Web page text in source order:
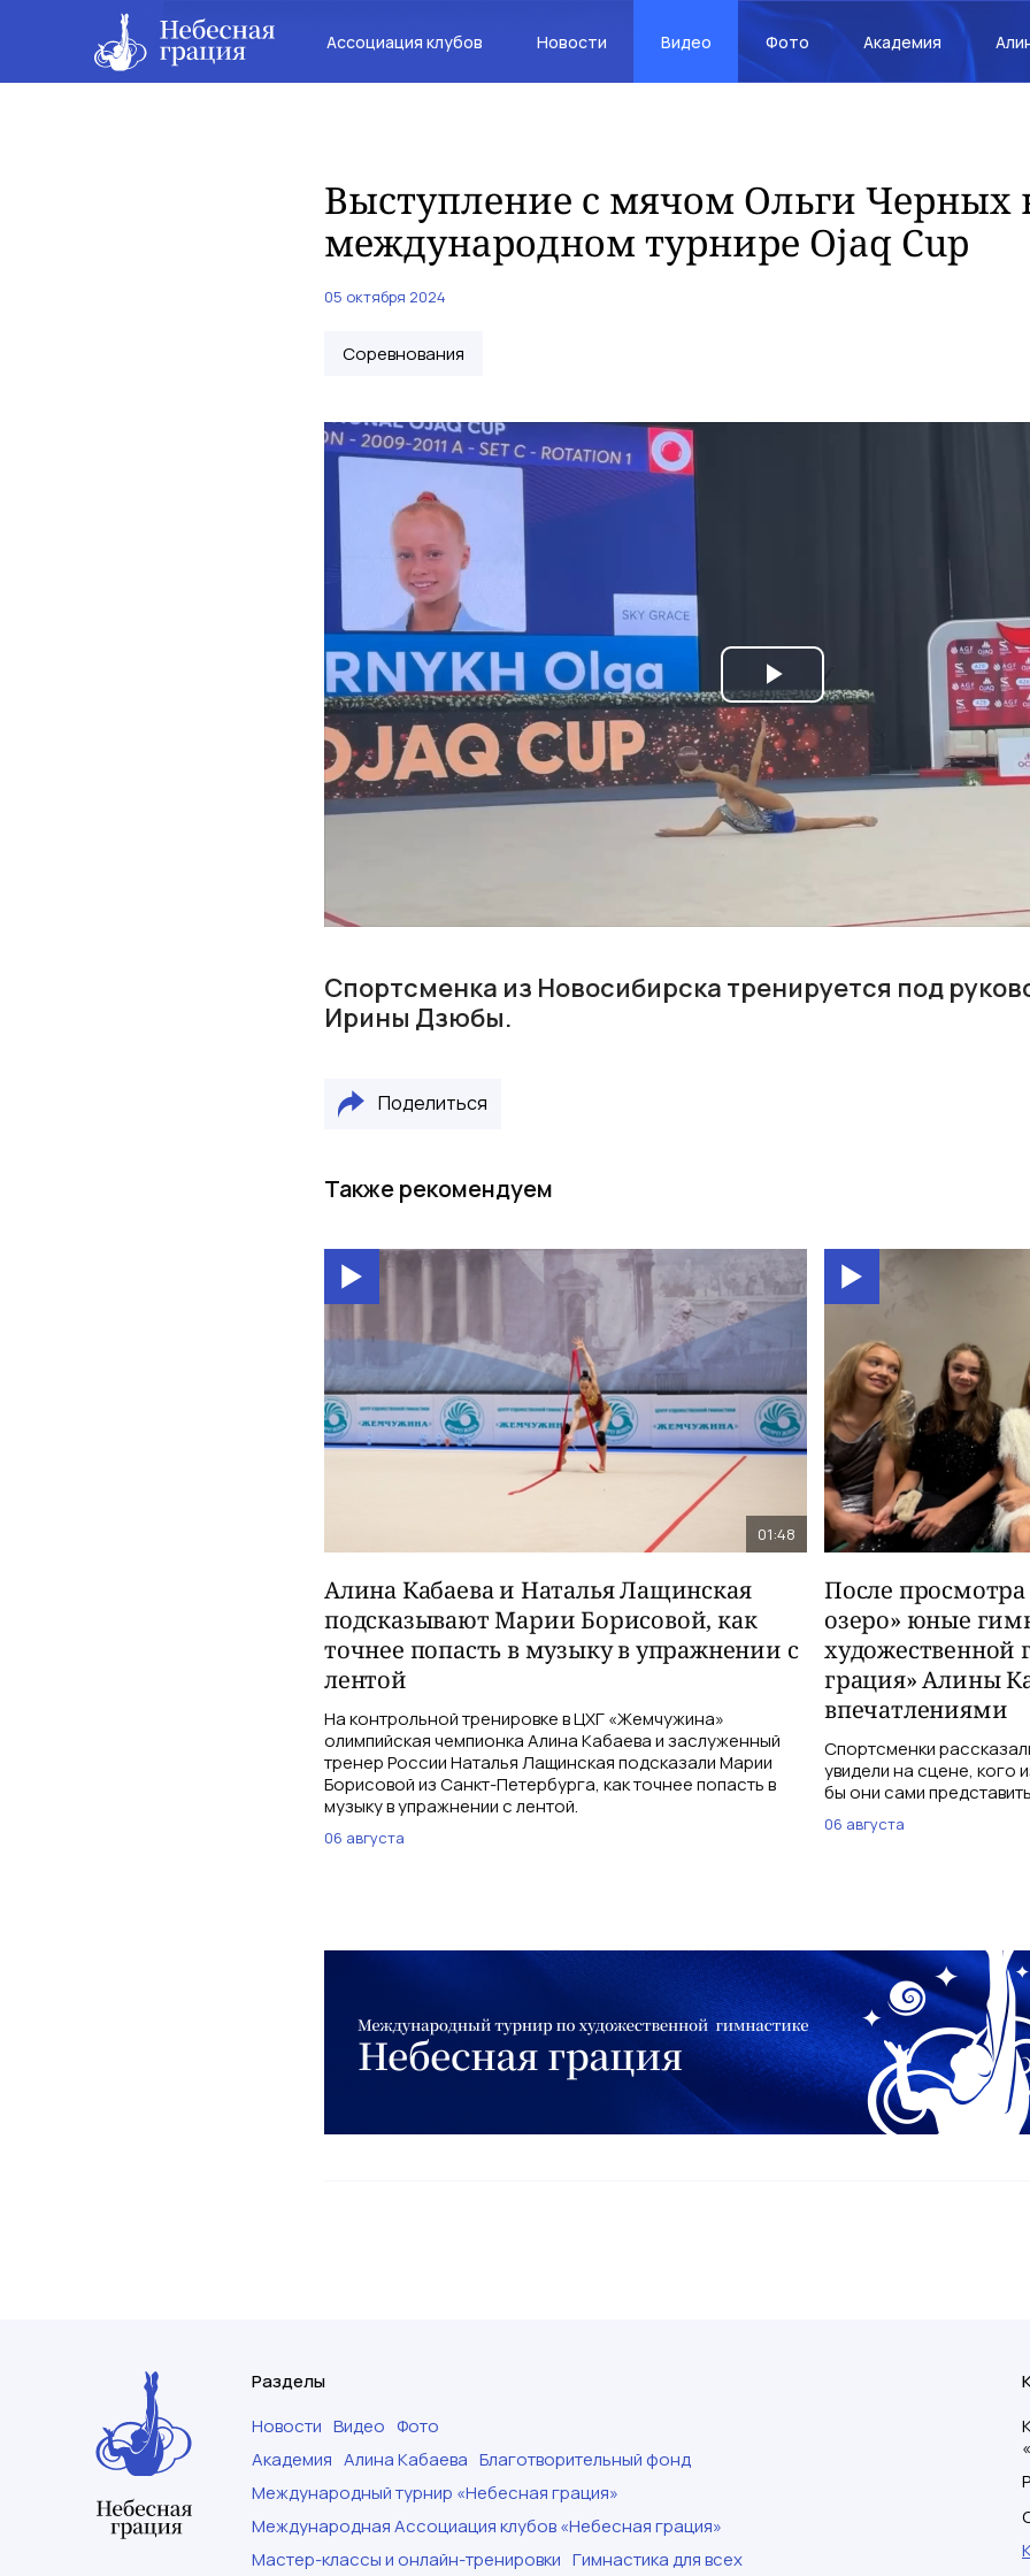
Ассоциация клубов Новости Видео Фото Академия
Выступление с мячом Ольги Черных
международном турнире Ojaq Cup
05 октября 2024
Соревнования
Play
Video
Спортсменка из Новосибирска тренируется под
Ирины Дзюбы.
Поделиться
Также рекомендуем
01:48
Алина Кабаева и Наталья Лащинская
подсказывают Марии Борисовой, как
точнее попасть в музыку в упражнении с
лентой
На контрольной тренировке в ЦХГ «Жемчужина»
олимпийская чемпионка Алина Кабаева и заслуженный
тренер России Наталья Лащинская подсказали Марии
Борисовой из Санкт-Петербурга, как точнее попасть в
музыку в упражнении с лентой.
06 августа
После просмотра
озеро» юные
художественной
грация» Алины
впечатлениями
Спортсменки
увидели на сцене, кого
бы они сами
06 августа
Разделы
Новости Видео Фото
Академия Алина Кабаева Благотворительный фонд
Международный турнир «Небесная грация»
Международная Ассоциация клубов «Небесная грация»
Мастер-классы и онлайн-тренировки Гимнастика для всех